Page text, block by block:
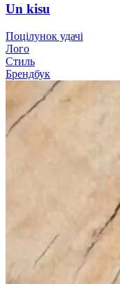
Un kisu
Поцілунок удачі
Лого
Стиль
Брендбук